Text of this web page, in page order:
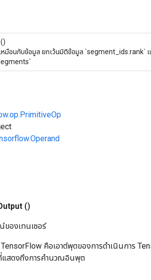
()
หมือนกับข้อมูล ยกเว้นมิติข้อมูล `segment_ids.rank`
()
องเทนเซอร์
คือเอาต์พุตของการดำเนินการ
สดงถึงการคำนวณอินพุต